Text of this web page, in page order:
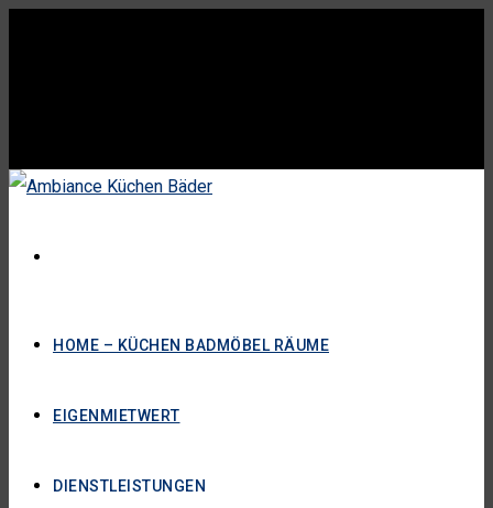
HOME – KÜCHEN BADMÖBEL RÄUME
EIGENMIETWERT
DIENSTLEISTUNGEN